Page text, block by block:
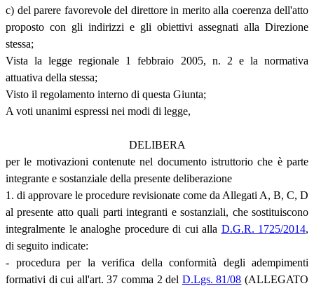
c) del parere favorevole del direttore in merito alla coerenza dell'atto
proposto con gli indirizzi e gli obiettivi assegnati alla Direzione
stessa;
Vista la legge regionale 1 febbraio 2005, n. 2 e la normativa
attuativa della stessa;
Visto il regolamento interno di questa Giunta;
A voti unanimi espressi nei modi di legge,
DELIBERA
per le motivazioni contenute nel documento istruttorio che è parte
integrante e sostanziale della presente deliberazione
1. di approvare le procedure revisionate come da Allegati A, B, C, D
al presente atto quali parti integranti e sostanziali, che sostituiscono
integralmente le analoghe procedure di cui alla D.G.R. 1725/2014,
di seguito indicate:
- procedura per la verifica della conformità degli adempimenti
formativi di cui all'art. 37 comma 2 del D.Lgs. 81/08 (ALLEGATO